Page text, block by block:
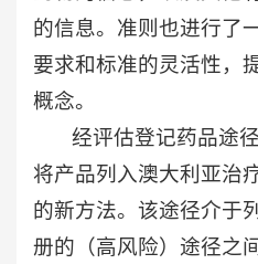
的信息。准则也进行了
要求和标准的灵活性，
概念。
经评估登记药品途径
将产品列入澳大利亚治
的新方法。该途径介于
册的（高风险）途径之